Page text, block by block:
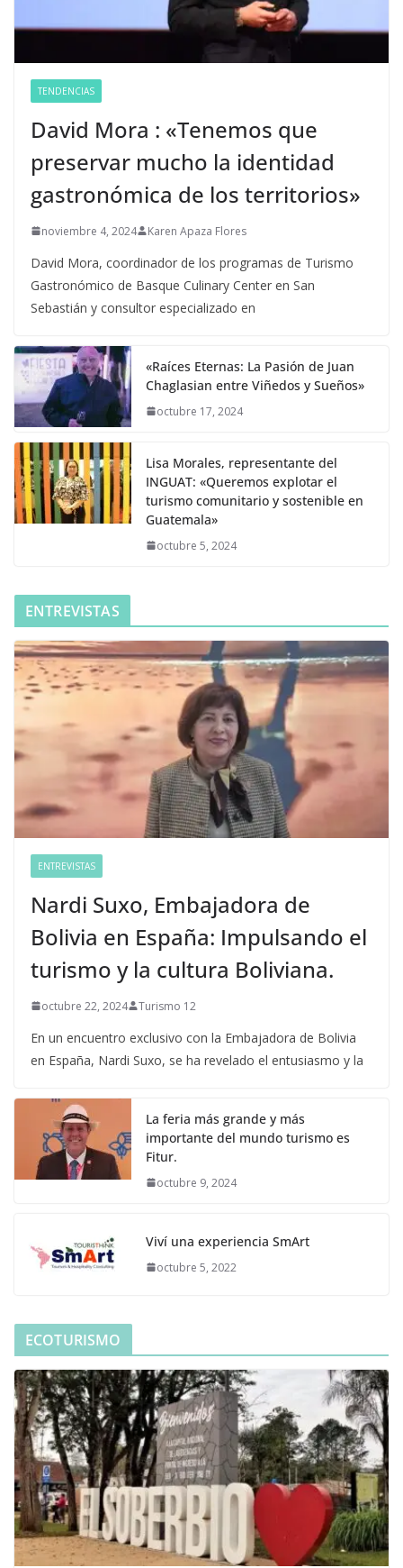
TENDENCIAS
David Mora : «Tenemos que
preservar mucho la identidad
gastronómica de los territorios»
noviembre 4, 2024 Karen Apaza Flores
David Mora, coordinador de los programas de Turismo
Gastronómico de Basque Culinary Center en San
Sebastián y consultor especializado en
«Raíces Eternas: La Pasión de Juan
Chaglasian entre Viñedos y Sueños»
octubre 17, 2024
Lisa Morales, representante del
INGUAT: «Queremos explotar el
turismo comunitario y sostenible en
Guatemala»
octubre 5, 2024
ENTREVISTAS
ENTREVISTAS
Nardi Suxo, Embajadora de
Bolivia en España: Impulsando el
turismo y la cultura Boliviana.
octubre 22, 2024 Turismo 12
En un encuentro exclusivo con la Embajadora de Bolivia
en España, Nardi Suxo, se ha revelado el entusiasmo y la
La feria más grande y más
importante del mundo turismo es
Fitur.
octubre 9, 2024
Viví una experiencia SmArt
octubre 5, 2022
ECOTURISMO